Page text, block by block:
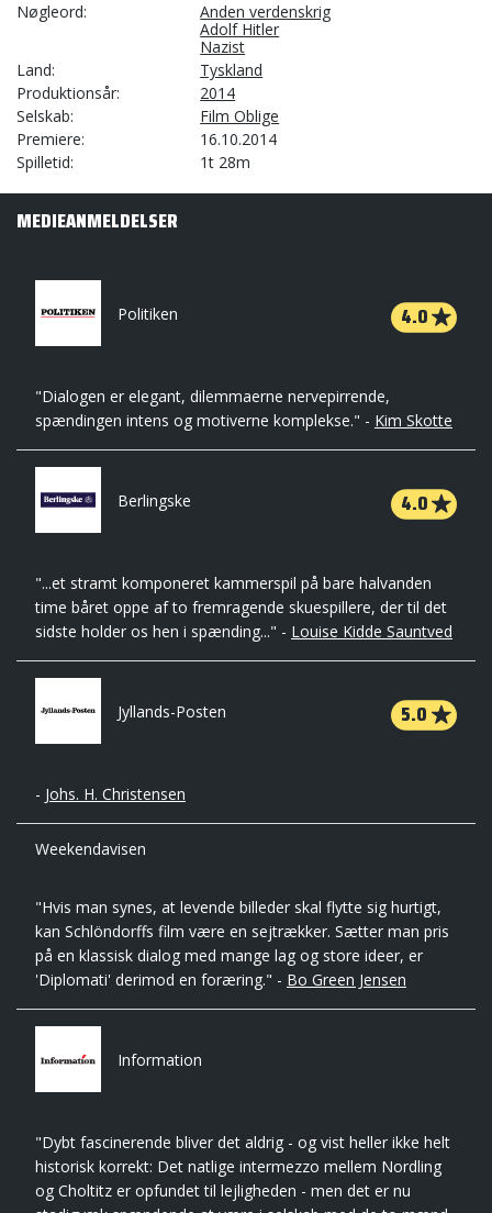
Nøgleord
Anden verdenskrig
Adolf Hitler
Nazist
Land
Tyskland
Produktionsår
2014
Selskab
Film Oblige
Premiere
16.10.2014
Spilletid
1t 28m
MEDIEANMELDELSER
Politiken 4.0
"Dialogen er elegant, dilemmaerne nervepirrende,
spændingen intens og motiverne komplekse." - Kim Skotte
Berlingske 4.0
"...et stramt komponeret kammerspil på bare halvanden
time båret oppe af to fremragende skuespillere, der til det
sidste holder os hen i spænding..." - Louise Kidde Sauntved
Jyllands-Posten 5.0
- Johs. H. Christensen
Weekendavisen
"Hvis man synes, at levende billeder skal flytte sig hurtigt,
kan Schlöndorffs film være en sejtrækker. Sætter man pris
på en klassisk dialog med mange lag og store ideer, er
'Diplomati' derimod en foræring." - Bo Green Jensen
Information
"Dybt fascinerende bliver det aldrig - og vist heller ikke helt
historisk korrekt: Det natlige intermezzo mellem Nordling
og Choltitz er opfundet til lejligheden - men det er nu